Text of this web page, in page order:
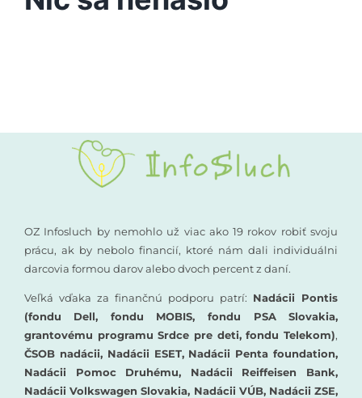
Vyšetrenia sluchu
Rané poradenstvo
Vzdelávanie
OZ Infosluch by nemohlo už viac ako 19 rokov robiť svoju
prácu, ak by nebolo financií, ktoré nám dali individuálni
darcovia formou darov alebo dvoch percent z daní.
Veľká vďaka za finančnú podporu patrí: Nadácii Pontis
(fondu Dell, fondu MOBIS, fondu PSA Slovakia,
grantovému programu Srdce pre deti, fondu Telekom),
ČSOB nadácii, Nadácii ESET, Nadácii Penta foundation,
Nadácii Pomoc Druhému, Nadácii Reiffeisen Bank,
Nadácii Volkswagen Slovakia, Nadácii VÚB, Nadácii ZSE,